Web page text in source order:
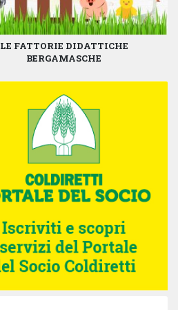
LE FATTORIE DIDATTICHE
BERGAMASCHE